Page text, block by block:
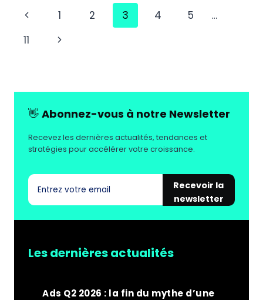
TEMU
LA
SE
Navigation
de
Page
précédente
1 2 3 4 5
…
11
Page
👋 Abonnez-vous à notre Newsletter
Recevez les dernières actualités, tendances et
stratégies pour accélérer votre croissance.
Recevoir la
newsletter
Les dernières actualités
Ads Q2 2026 : la fin du mythe d’une